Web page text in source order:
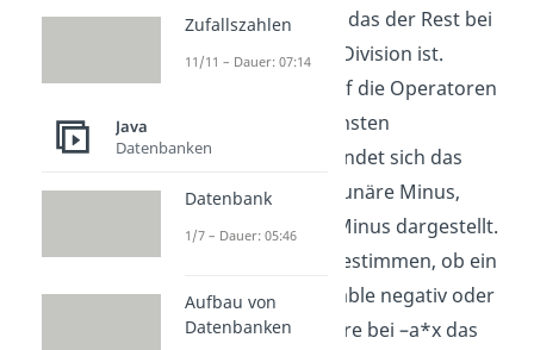
Warum? Weil genau das der Rest bei
einer Ganzzahligen Division ist.
Kommen wir nun auf die Operatoren
zurück. Auf der höchsten
Präzedenzstufe befindet sich das
unäre Plus und das unäre Minus,
beide mit Plus und Minus dargestellt.
Diese Operatoren bestimmen, ob ein
Wert oder eine Variable negativ oder
positiv ist. Damit wäre bei –a*x das
Zufallszahlen
11/11 – Dauer: 07:14
Java
Datenbanken
Datenbank
1/7 – Dauer: 05:46
Aufbau von
Datenbanken